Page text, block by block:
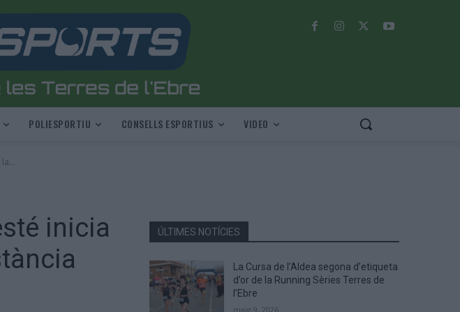
POLIESPORTIU CONSELLS ESPORTIUS VIDEO
inicia
ÚLTIMES NOTÍCIES
La Cursa de l’Aldea segona d’etiqueta
d’or de la Running Sèries Terres de
l’Ebre
maig 9, 2026